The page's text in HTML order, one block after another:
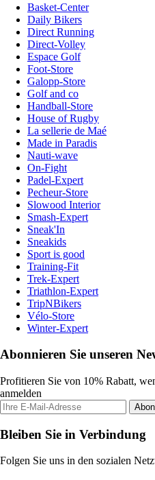
Basket-Center
Daily Bikers
Direct Running
Direct-Volley
Espace Golf
Foot-Store
Galopp-Store
Golf and co
Handball-Store
House of Rugby
La sellerie de Maé
Made in Paradis
Nauti-wave
On-Fight
Padel-Expert
Pecheur-Store
Slowood Interior
Smash-Expert
Sneak'In
Sneakids
Sport is good
Training-Fit
Trek-Expert
Triathlon-Expert
TripNBikers
Vélo-Store
Winter-Expert
Abonnieren Sie unseren
Profitieren Sie von 10% Rabatt,
anmelden
Bleiben Sie in Verbindung
Folgen Sie uns in den sozialen